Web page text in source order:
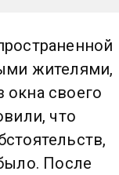
жителями,
своего
что
После